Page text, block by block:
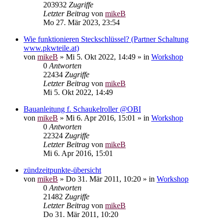
203932 Zugriffe
Letzter Beitrag von mikeB
Mo 27. Mär 2023, 23:54
Wie funktionieren Steckschlüssel? (Partner Schaltung
www.pkwteile.at)
von mikeB » Mi 5. Okt 2022, 14:49 » in Workshop
0 Antworten
22434 Zugriffe
Letzter Beitrag von mikeB
Mi 5. Okt 2022, 14:49
Bauanleitung f. Schaukelroller @OBI
von mikeB » Mi 6. Apr 2016, 15:01 » in Workshop
0 Antworten
22324 Zugriffe
Letzter Beitrag von mikeB
Mi 6. Apr 2016, 15:01
zündzeitpunkte-übersicht
von mikeB » Do 31. Mär 2011, 10:20 » in Workshop
0 Antworten
21482 Zugriffe
Letzter Beitrag von mikeB
Do 31. Mär 2011, 10:20